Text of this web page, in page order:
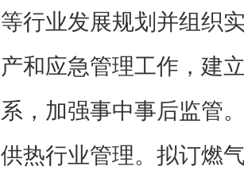
等行业发展规划并组织
产和应急管理工作，建
系，加强事中事后监
供热行业管理。拟订燃